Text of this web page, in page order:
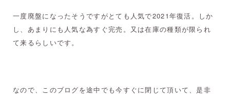
一度廃盤になったそうですがとても人気で2021年復活。しか
し、あまりにも人気な為すぐ完売。又は在庫の種類が限られ
て来るらしいです。
なので、このブログを途中でも今すぐに閉じて頂いて、是非